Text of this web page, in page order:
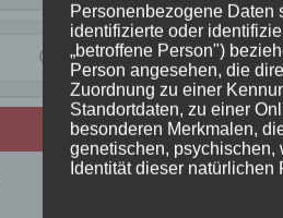
Kategorie:News
Eole,Esprit de Filou,
Personenbezogene Daten
identifizierte oder
„betroffene Person")
Person angesehen, die
Zuordnung zu einer
Standortdaten, zu einer
besonderen Merkmalen,
genetischen, psychischen,
Identität dieser